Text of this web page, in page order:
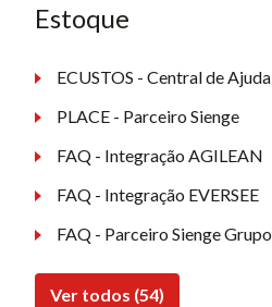
Estoque
ECUSTOS - Central de Ajuda
PLACE - Parceiro Sienge
FAQ - Integração AGILEAN
FAQ - Integração EVERSEE
FAQ - Parceiro Sienge
Ver todos (54)